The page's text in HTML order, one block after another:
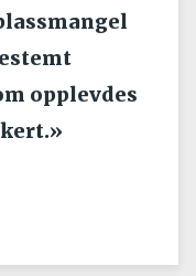
opplevdes